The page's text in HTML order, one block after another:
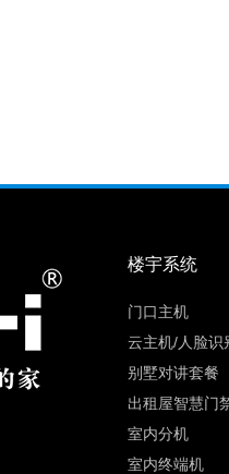
楼宇系统
门口主机
云主机/人脸识
别墅对讲套餐
出租屋智慧门
室内分机
室内终端机